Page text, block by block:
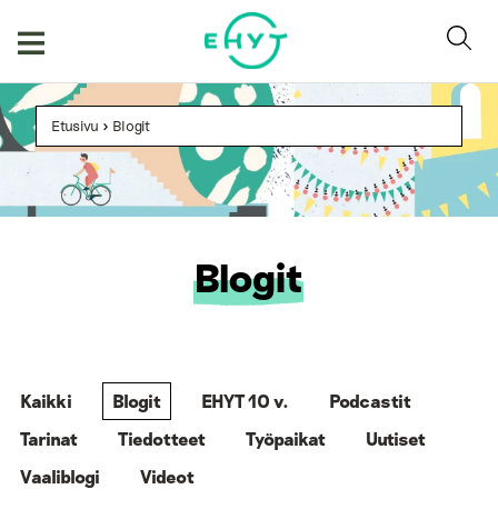
Etusivu > Blogit
Blogit
Kaikki Blogit EHYT 10 v.
Podcastit
Tarinat
Tiedotteet Työpaikat
Uutiset
Vaaliblogi
Videot